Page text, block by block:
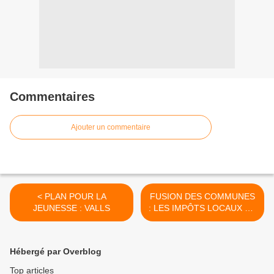
Commentaires
Ajouter un commentaire
< PLAN POUR LA
JEUNESSE : VALLS
FUSION DES COMMUNES
: LES IMPÔTS LOCAUX NE
PEUVENT ÊTRE UN
Hébergé par Overblog
Top articles